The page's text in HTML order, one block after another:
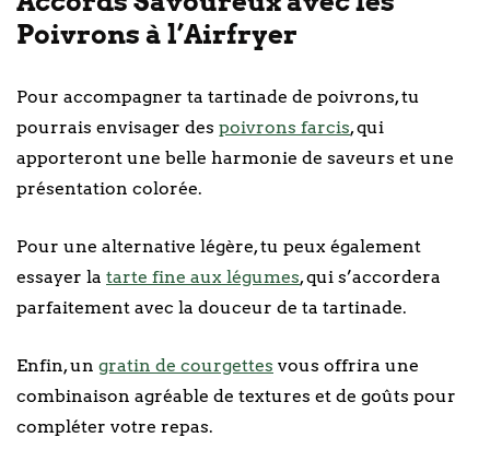
Poivrons à l’Airfryer
Pour accompagner ta tartinade de poivrons, tu
pourrais envisager des poivrons farcis, qui
apporteront une belle harmonie de saveurs et une
présentation colorée.
Pour une alternative légère, tu peux également
essayer la tarte fine aux légumes, qui s’accordera
parfaitement avec la douceur de ta tartinade.
Enfin, un gratin de courgettes vous offrira une
combinaison agréable de textures et de goûts pour
compléter votre repas.